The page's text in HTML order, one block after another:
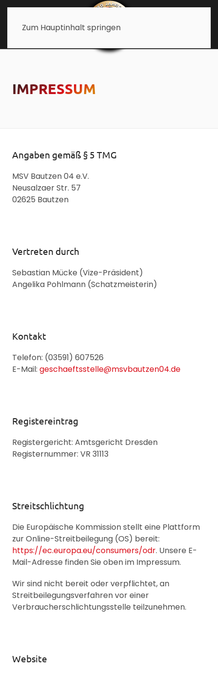
Zum Hauptinhalt springen
IMPRESSUM
Angaben gemäß § 5 TMG
MSV Bautzen 04 e.V.
Neusalzaer Str. 57
02625 Bautzen
Vertreten durch
Sebastian Mücke (Vize-Präsident)
Angelika Pohlmann (Schatzmeisterin)
Kontakt
Telefon: (03591) 607526
E-Mail: geschaeftsstelle@msvbautzen04.de
Registereintrag
Registergericht: Amtsgericht Dresden
Registernummer: VR 31113
Streitschlichtung
Die Europäische Kommission stellt eine Plattform
zur Online-Streitbeilegung (OS) bereit:
https://ec.europa.eu/consumers/odr. Unsere E-
Mail-Adresse finden Sie oben im Impressum.
Wir sind nicht bereit oder verpflichtet, an
Streitbeilegungsverfahren vor einer
Verbraucherschlichtungsstelle teilzunehmen.
Website